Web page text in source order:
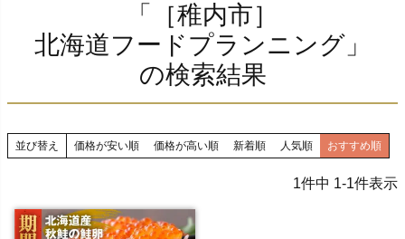
「［稚内市］
北海道フードプランニング」
の検索結果
並び替え 価格が安い順 価格が高い順 新着順 人気順 おすすめ順
1件中 1-1件表示